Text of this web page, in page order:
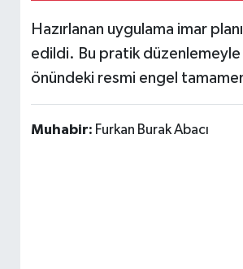
Hazırlanan uygulama imar
edildi. Bu pratik düzenlemeyle
önündeki resmi engel
Muhabir: Furkan Burak Abacı